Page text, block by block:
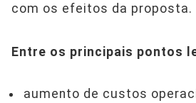
com os efeitos da proposta.
Entre os principais pontos
aumento de custos